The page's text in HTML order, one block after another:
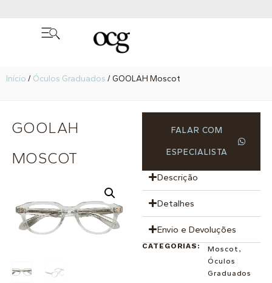
Início / Óculos Graduados / GOOLAH Moscot
GOOLAH
MOSCOT
FALAR COM
ESPECIALISTA
Descrição
Detalhes
Envio e Devoluções
CATEGORIAS: Moscot ,
Óculos
Graduados